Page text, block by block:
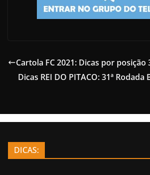
Cartola FC 2021: Dicas por posição
Dicas REI DO PITACO: 31ª
DICAS: